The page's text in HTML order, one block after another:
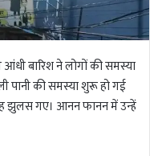
बारिश ने लोगों की समस्या
पानी की समस्या शुरू हो गई
झुलस गए। आनन फानन में उन्हें